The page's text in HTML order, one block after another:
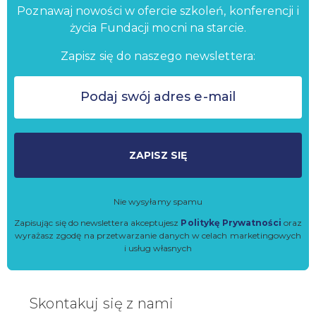
Poznawaj nowości w ofercie szkoleń, konferencji i
życia Fundacji mocni na starcie.
Zapisz się do naszego newslettera:
ZAPISZ SIĘ
Nie wysyłamy spamu
Zapisując się do newslettera akceptujesz Politykę Prywatności oraz
wyrażasz zgodę na przetwarzanie danych w celach marketingowych
i usług własnych
Skontakuj się z nami